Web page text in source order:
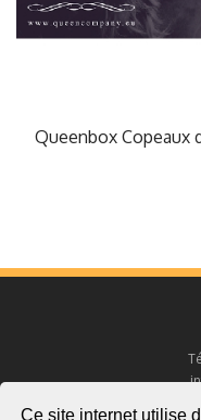
Ce site internet utilise
Queenbox Copeaux